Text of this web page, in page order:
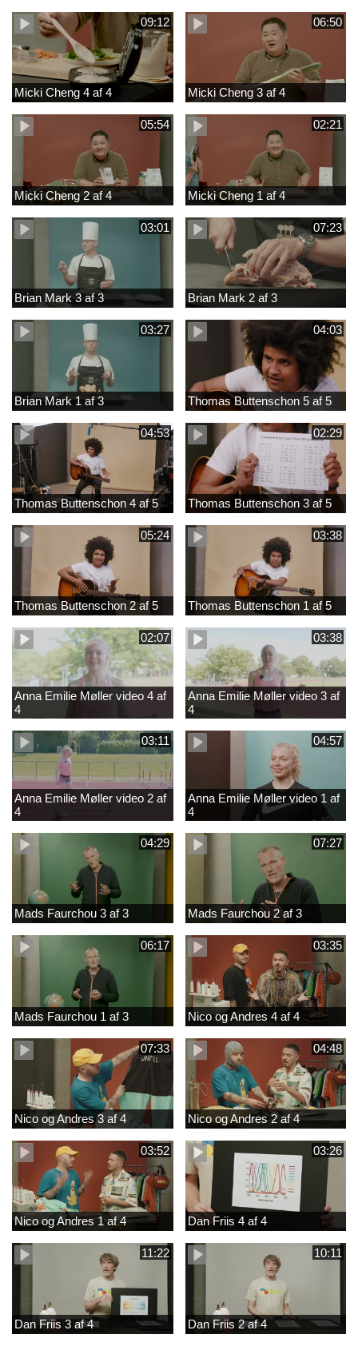
09:12
Micki Cheng 4 af 4
06:50
Micki Cheng 3 af 4
05:54
Micki Cheng 2 af 4
02:21
Micki Cheng 1 af 4
03:01
Brian Mark 3 af 3
07:23
Brian Mark 2 af 3
03:27
Brian Mark 1 af 3
04:03
Thomas Buttenschon 5 af 5
04:53
Thomas Buttenschon 4 af 5
02:29
Thomas Buttenschon 3 af 5
05:24
Thomas Buttenschon 2 af 5
03:38
Thomas Buttenschon 1 af 5
02:07
Anna Emilie Møller video 4 af
4
03:38
Anna Emilie Møller video 3 af
4
03:11
Anna Emilie Møller video 2 af
4
04:57
Anna Emilie Møller video 1 af
4
04:29
Mads Faurchou 3 af 3
07:27
Mads Faurchou 2 af 3
06:17
Mads Faurchou 1 af 3
03:35
Nico og Andres 4 af 4
07:33
Nico og Andres 3 af 4
04:48
Nico og Andres 2 af 4
03:52
Nico og Andres 1 af 4
03:26
Dan Friis 4 af 4
11:22
Dan Friis 3 af 4
10:11
Dan Friis 2 af 4